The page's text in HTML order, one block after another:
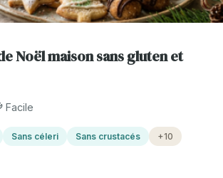
Noël maison sans gluten et
Facile
Sans céleri Sans crustacés +10